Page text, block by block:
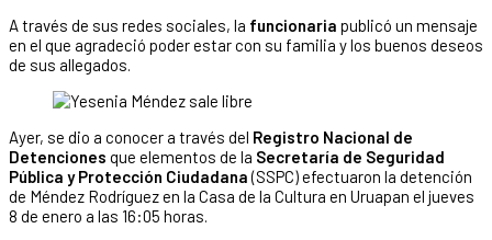
A través de sus redes sociales, la funcionaria publicó un mensaje
en el que agradeció poder estar con su familia y los buenos deseos
de sus allegados.
Ayer, se dio a conocer a través del Registro Nacional de
Detenciones que elementos de la Secretaría de Seguridad
Pública y Protección Ciudadana(SSPC) efectuaron la detención
de Méndez Rodríguez en la Casa de la Cultura en Uruapan el jueves
8 de enero a las 16:05 horas.